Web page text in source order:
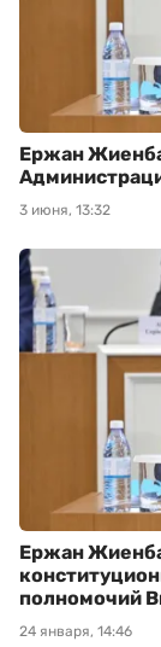
Ержан
3 июня, 13:32
Ержан
полномочий
24 января, 14:46